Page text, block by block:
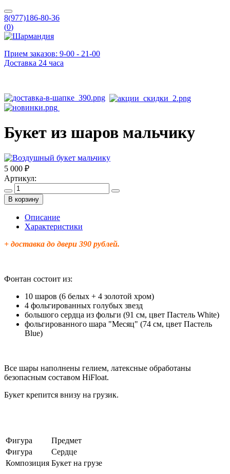
8(977)186-80-36
(0)
Прием заказов: 9-00 - 21-00
Доставка 24 часа
Букет из шаров мальчику
5 000 ₽
Артикул:
В корзину
Описание
Характеристики
+ доставка до двери 390 рублей.
Фонтан состоит из:
10 шаров (6 белых + 4 золотой хром)
4 фольгированных голубых звезд
большого сердца из фольги (91 см, цвет Пастель White)
фольгированного шара "Месяц" (74 см, цвет Пастель
Blue)
Все шары наполнены гелием, латексные обработаны
безопасным составом HiFloat.
Букет крепится внизу на грузик.
Фигура
Предмет
Фигура
Сердце
Композиция Букет на грузе